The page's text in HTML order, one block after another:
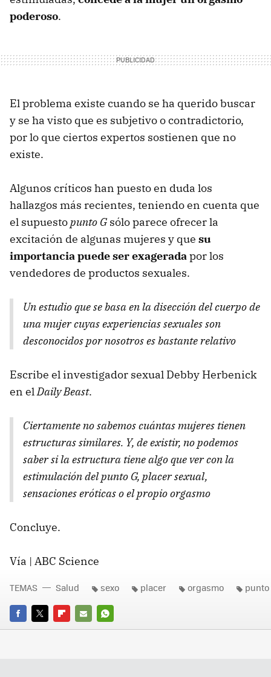
poderoso.
El problema existe cuando se ha querido buscar
y se ha visto que es subjetivo o contradictorio,
por lo que ciertos expertos sostienen que no
existe.
Algunos críticos han puesto en duda los
hallazgos más recientes, teniendo en cuenta que
el supuestopunto G sólo parece ofrecer la
excitación de algunas mujeres y que su
importancia puede ser exageradapor los
vendedores de productos sexuales.
Un estudio que se basa en la disección del cuerpo de
una mujer cuyas experiencias sexuales son
desconocidos por nosotros es bastante relativo
Escribe el investigador sexual Debby Herbenick
en elDaily Beast.
Ciertamente no sabemos cuántas mujeres tienen
estructuras similares. Y, de existir, no podemos
saber si la estructura tiene algo que ver con la
estimulación del punto G, placer sexual,
sensaciones eróticas o el propio orgasmo
Concluye.
Vía | ABC Science
FACEBOOK
TWITTERFLIPBOARD
E-
WHATSAPP
TEMAS Salud sexo placer orgasmo punto